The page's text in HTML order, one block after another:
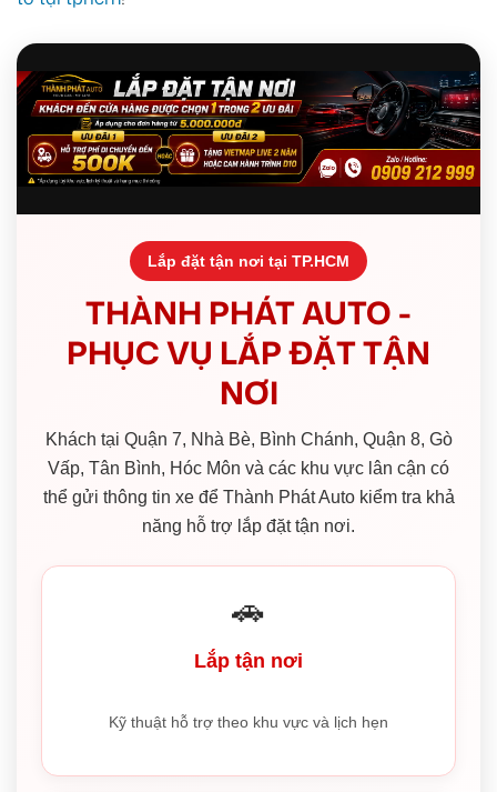
Lắp đặt tận nơi tại TP.HCM
THÀNH PHÁT AUTO -
PHỤC VỤ LẮP ĐẶT TẬN
NƠI
Khách tại Quận 7, Nhà Bè, Bình Chánh, Quận 8, Gò
Vấp, Tân Bình, Hóc Môn và các khu vực lân cận có
thể gửi thông tin xe để Thành Phát Auto kiểm tra khả
năng hỗ trợ lắp đặt tận nơi.
🚗
Lắp tận nơi
Kỹ thuật hỗ trợ theo khu vực và lịch hẹn